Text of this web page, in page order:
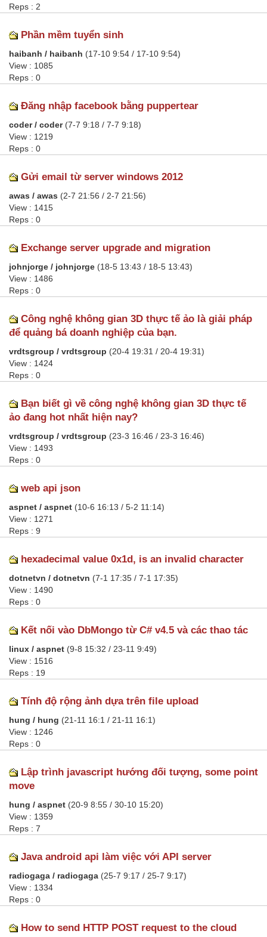
Reps : 2
Phần mềm tuyển sinh
haibanh / haibanh (17-10 9:54 / 17-10 9:54)
View : 1085
Reps : 0
Đăng nhập facebook bằng puppertear
coder / coder(7-7 9:18 / 7-7 9:18)
View : 1219
Reps : 0
Gửi email từ server windows 2012
awas / awas (2-7 21:56 / 2-7 21:56)
View : 1415
Reps : 0
Exchange server upgrade and migration
johnjorge / johnjorge (18-5 13:43 / 18-5 13:43)
View : 1486
Reps : 0
Công nghệ không gian 3D thực tế ảo là giải pháp
để quảng bá doanh nghiệp của bạn.
vrdtsgroup / vrdtsgroup (20-4 19:31 / 20-4 19:31)
View : 1424
Reps : 0
Bạn biết gì về công nghệ không gian 3D thực tế
ảo đang hot nhất hiện nay?
vrdtsgroup / vrdtsgroup (23-3 16:46 / 23-3 16:46)
View : 1493
Reps : 0
web api json
aspnet / aspnet (10-6 16:13 / 5-2 11:14)
View : 1271
Reps : 9
hexadecimal value 0x1d, is an invalid character
dotnetvn / dotnetvn (7-1 17:35 / 7-1 17:35)
View : 1490
Reps : 0
Kết nối vào DbMongo từ C# v4.5 và các thao tác
linux / aspnet (9-8 15:32 / 23-11 9:49)
View : 1516
Reps : 19
Tính độ rộng ảnh dựa trên file upload
hung / hung (21-11 16:1 / 21-11 16:1)
View : 1246
Reps : 0
Lập trình javascript hướng đối tượng, some point
move
hung / aspnet (20-9 8:55 / 30-10 15:20)
View : 1359
Reps : 7
Java android api làm việc với API server
radiogaga / radiogaga (25-7 9:17 / 25-7 9:17)
View : 1334
Reps : 0
How to send HTTP POST request to the cloud